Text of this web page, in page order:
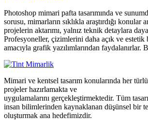
Photoshop mimari pafta tasarımında ve
sorusu, mimarların sıklıkla araştırdığı konular
projelerin aktarımı, yalnız teknik detaylara
Profesyoneller, çizimlerini daha açık ve estetik
amacıyla grafik yazılımlarından faydalanırlar.
Mimari ve kentsel tasarım konularında her
projeler hazırlamakta ve
uygulamalarını gerçekleştirmektedir. Tüm
insan bilimlerinden kaynaklanan düşünsel bir
oluşturmak ana hedefimizdir.